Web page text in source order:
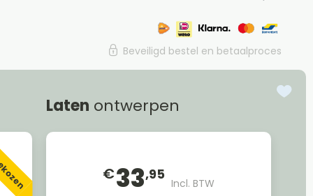
Beveiligd bestel en betaalproces
Laten ontwerpen
€33,95
Incl. BTW